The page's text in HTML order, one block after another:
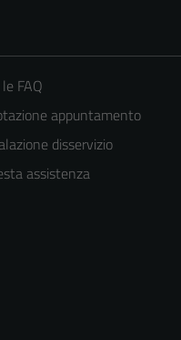
FAQ
appuntamento
disservizio
assistenza